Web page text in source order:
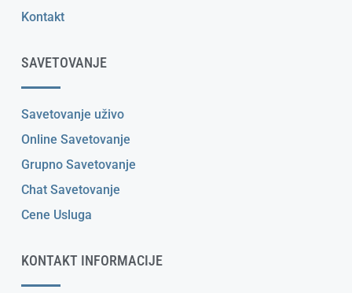
Kontakt
SAVETOVANJE
Savetovanje uživo
Online Savetovanje
Grupno Savetovanje
Chat Savetovanje
Cene Usluga
KONTAKT INFORMACIJE